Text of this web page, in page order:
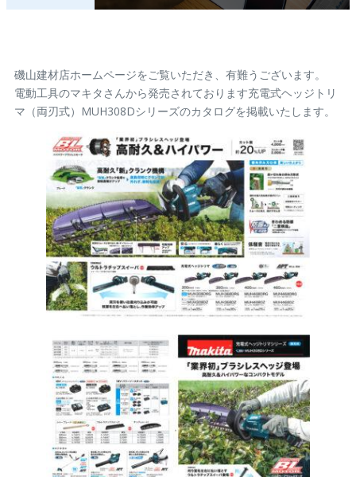
磯山建材店ホームページをご覧いただき、有難うございます。
電動工具のマキタさんから発売されております充電式ヘッジトリ
マ（両刃式）MUH308Dシリーズのカタログを掲載いたします。